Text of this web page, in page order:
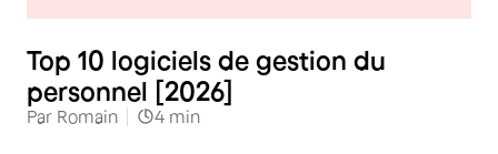
Top 10 logiciels de gestion du
personnel [2026]
Par Romain 4 min